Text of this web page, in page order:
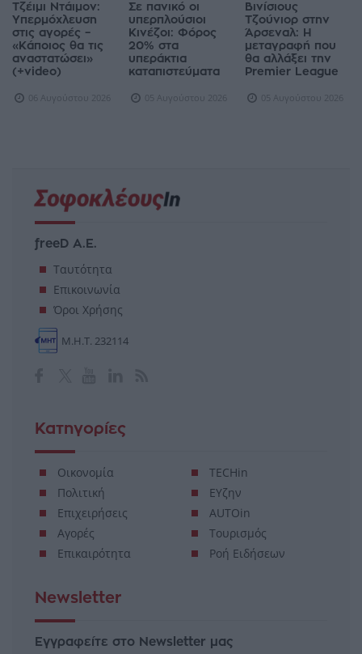
Τζέιμι Ντάιμον:
Υπερμόχλευση
στις αγορές –
«Κάποιος θα τις
αναστατώσει»
(+video)
06 Αυγούστου 2026
Σε πανικό οι
υπερπλούσιοι
Κινέζοι: Φόρος
20% στα
υπεράκτια
καταπιστεύματα
05 Αυγούστου 2026
Βινίσιους
Τζούνιορ στην
Άρσεναλ: Η
μεταγραφή που
θα αλλάξει την
Premier League
05 Αυγούστου 2026